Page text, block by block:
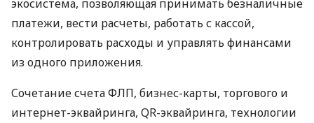
экосистема, позволяющая принимать безналичные
платежи, вести расчеты, работать с кассой,
контролировать расходы и управлять финансами
из одного приложения.
Сочетание счета ФЛП, бизнес-карты, торгового и
интернет-эквайринга, QR-эквайринга, технологии